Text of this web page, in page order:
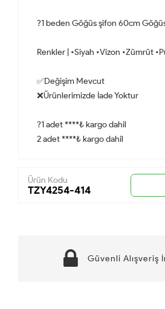
?1 beden Göğüs şifon 60cm
Renkler | •Siyah •Vizon •Zümrüt
✅Değişim Mevcut
❌Ürünlerimizde İade Yoktur
?1 adet ****₺ kargo dahil
2 adet ****₺ kargo dahil
Ürün Kodu
TZY4254-414
Güvenli Alışveriş